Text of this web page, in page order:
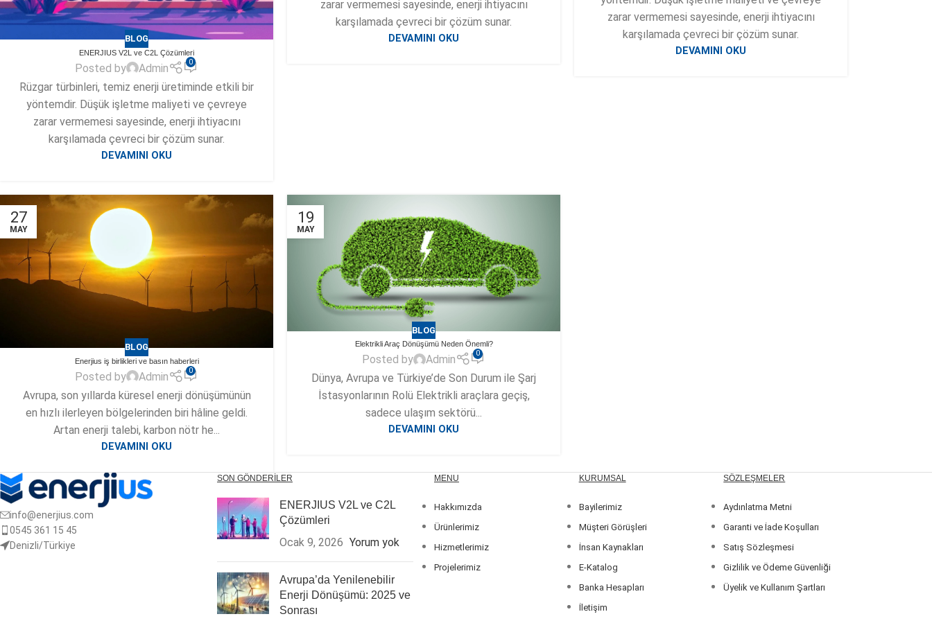
BLOG
ENERJIUS V2L ve C2L Çözümleri
Posted by Admin 0
Rüzgar türbinleri, temiz enerji üretiminde etkili bir
yöntemdir. Düşük işletme maliyeti ve çevreye
zarar vermemesi sayesinde, enerji ihtiyacını
karşılamada çevreci bir çözüm sunar.
DEVAMINI OKU
zarar vermemesi sayesinde, enerji ihtiyacını
karşılamada çevreci bir çözüm sunar.
DEVAMINI OKU
zarar vermemesi sayesinde, enerji ihtiyacını
karşılamada çevreci bir çözüm sunar.
DEVAMINI OKU
27
MAY
BLOG
Enerjius iş birlikleri ve basın haberleri
Posted by Admin 0
Avrupa, son yıllarda küresel enerji dönüşümünün
en hızlı ilerleyen bölgelerinden biri hâline geldi.
Artan enerji talebi, karbon nötr he...
DEVAMINI OKU
19
MAY
BLOG
Elektrikli Araç Dönüşümü Neden Önemli?
Posted by Admin 0
Dünya, Avrupa ve Türkiye’de Son Durum ile Şarj
İstasyonlarının Rolü Elektrikli araçlara geçiş,
sadece ulaşım sektörü...
DEVAMINI OKU
info@enerjius.com
0545 361 15 45
Denizli/Türkiye
SON GÖNDERILER
ENERJIUS V2L ve C2L
Çözümleri
Ocak 9, 2026 Yorum yok
Avrupa’da Yenilenebilir
Enerji Dönüşümü: 2025 ve
Sonrası
MENU
Hakkımızda
Ürünlerimiz
Hizmetlerimiz
Projelerimiz
KURUMSAL
Bayilerimiz
Müşteri Görüşleri
İnsan Kaynakları
E-Katalog
Banka Hesapları
İletişim
SÖZLEŞMELER
Aydınlatma Metni
Garanti ve İade Koşulları
Satış Sözleşmesi
Gizlilik ve Ödeme Güvenliği
Üyelik ve Kullanım Şartları
linkedin